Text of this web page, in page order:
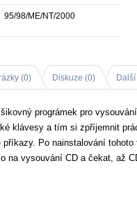
95/98/ME/NT/2000
(0) Diskuze (0)
prográmek pro
klávesy a tím si zpříjemnit
příkazy. Po nainstalování
na vysouvání CD a čekat, až